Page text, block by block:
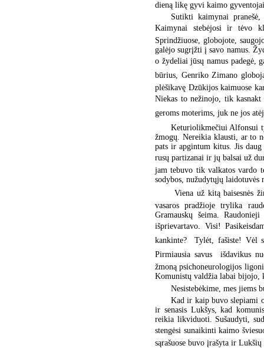
dieną likę gyvi kaimo
Sutikti kaimynai
Kaimynai stebėjosi ir tėvo
Sprindžiuose, globojote,
galėjo sugrįžti į savo namus.
o žydeliai jūsų namus padegė,
būrius, Genriko Zimano
plėšikavę Dzūkijos kaimuose
Niekas to nežinojo, tik kasnakt
geroms moterims, juk ne jos
Keturiolikmečiui Alfonsui
žmogų. Nereikia klausti, ar to
pats ir apgintum kitus. Jis
rusų partizanai ir jų balsai už
jam tebuvo tik valkatos vardo
sodybos, nužudytųjų laidotuvės
 Viena už kitą baisesnės
vasaros pradžioje trylika
Gramauskų šeima.
išprievartavo. Visi!
kankinte?  Tylėt, fašiste!
Pirmiausia savus  išdavikus
žmoną psichoneurologijos
Komunistų valdžia labai bijojo,
Nesistebėkime, mes jiems
Kad ir kaip buvo slepiami
ir senasis Lukšys, kad
reikia likviduoti. Sušaudyti,
stengėsi sunaikinti kaimo
sąrašuose buvo įrašyta ir Lukšių